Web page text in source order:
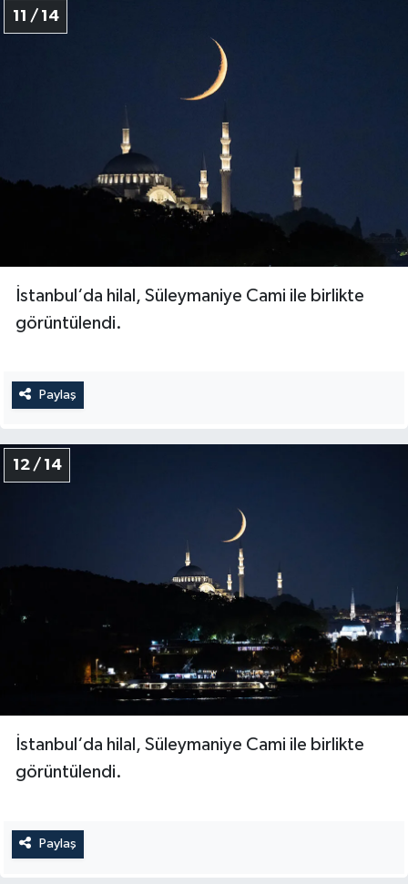
11 / 14
İstanbul‘da hilal, Süleymaniye Cami ile birlikte
görüntülendi.
Paylaş
12 / 14
İstanbul‘da hilal, Süleymaniye Cami ile birlikte
görüntülendi.
Paylaş